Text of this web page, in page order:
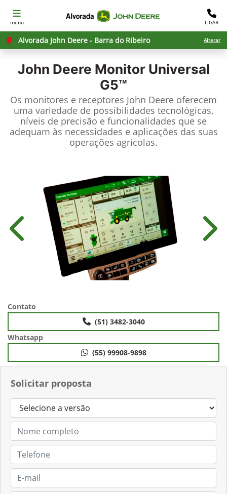
menu LIGAR
Alvorada John Deere - Barra do Ribeiro Alterar
John Deere Monitor Universal
G5™
Os monitores e receptores John Deere oferecem
uma variedade de possibilidades tecnológicas,
níveis de precisão e funcionalidades que se
adequam às necessidades e aplicações das suas
operações agrícolas.
Solicitar proposta
Anterior
Contato
(51) 3482-3040
Whatsapp
(55) 99908-9898